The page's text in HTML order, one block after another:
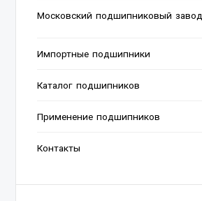
Московский подшипниковый завод
Импортные подшипники
Каталог подшипников
Применение подшипников
Контакты